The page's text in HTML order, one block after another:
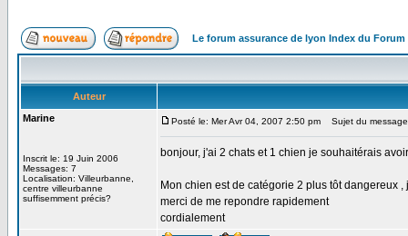
Le forum assurance de lyon Index du Forum
Auteur
Marine
Inscrit le: 19 Juin 2006
Messages: 7
Localisation: Villeurbanne,
centre villeurbanne
suffisemment précis?
Posté le: Mer Avr 04, 2007 2:50 pm Sujet du
bonjour, j'ai 2 chats et 1 chien je souhaitérais
Mon chien est de catégorie 2 plus tôt dangereux
merci de me repondre rapidement
cordialement